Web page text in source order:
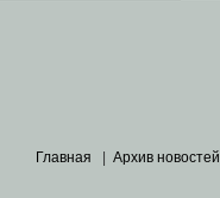
Главная | Архив новостей